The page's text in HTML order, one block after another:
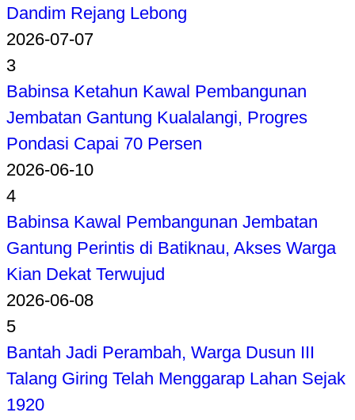
Dandim Rejang Lebong
2026-07-07
3
Babinsa Ketahun Kawal Pembangunan
Jembatan Gantung Kualalangi, Progres
Pondasi Capai 70 Persen
2026-06-10
4
Babinsa Kawal Pembangunan Jembatan
Gantung Perintis di Batiknau, Akses Warga
Kian Dekat Terwujud
2026-06-08
5
Bantah Jadi Perambah, Warga Dusun III
Talang Giring Telah Menggarap Lahan Sejak
1920